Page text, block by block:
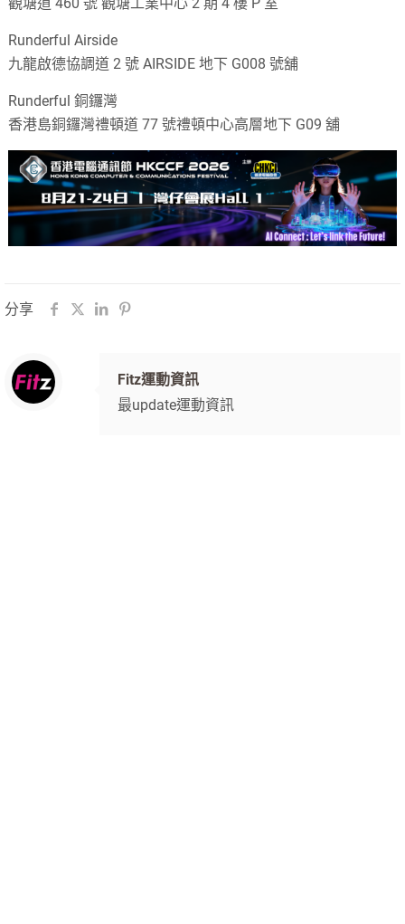
觀塘道 460 號 觀塘工業中心 2 期 4 樓 P 室
Runderful Airside
九龍啟德協調道 2 號 AIRSIDE 地下 G008 號舖
Runderful 銅鑼灣
香港島銅鑼灣禮頓道 77 號禮頓中心高層地下 G09 舖
分享
Fitz運動資訊
最update運動資訊